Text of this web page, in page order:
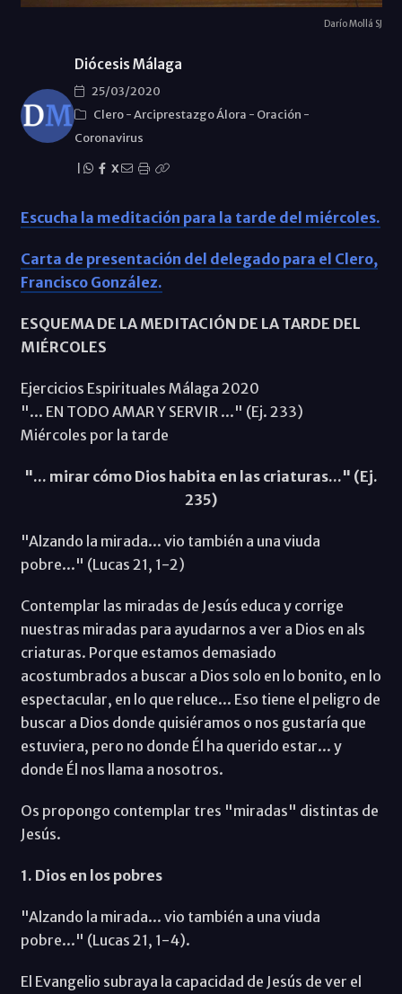
Darío Mollá SJ
Diócesis Málaga
25/03/2020
Clero-Arciprestazgo Álora - Oración -
Coronavirus
X
Escucha la meditación para la tarde del miércoles.
Carta de presentación del delegado para el Clero,
Francisco González.
ESQUEMA DE LA MEDITACIÓN DE LA TARDE DEL
MIÉRCOLES
Ejercicios Espirituales Málaga 2020
"... EN TODO AMAR Y SERVIR ..." (Ej. 233)
Miércoles por la tarde
"... mirar cómo Dios habita en las criaturas..." (Ej.
235)
"Alzando la mirada... vio también a una viuda
pobre..." (Lucas 21, 1-2)
Contemplar las miradas de Jesús educa y corrige
nuestras miradas para ayudarnos a ver a Dios en als
criaturas. Porque estamos demasiado
acostumbrados a buscar a Dios solo en lo bonito, en lo
espectacular, en lo que reluce... Eso tiene el peligro de
buscar a Dios donde quisiéramos o nos gustaría que
estuviera, pero no donde Él ha querido estar... y
donde Él nos llama a nosotros.
Os propongo contemplar tres "miradas" distintas de
Jesús.
1. Dios en los pobres
"Alzando la mirada... vio también a una viuda
pobre..." (Lucas 21, 1-4).
El Evangelio subraya la capacidad de Jesús de ver el